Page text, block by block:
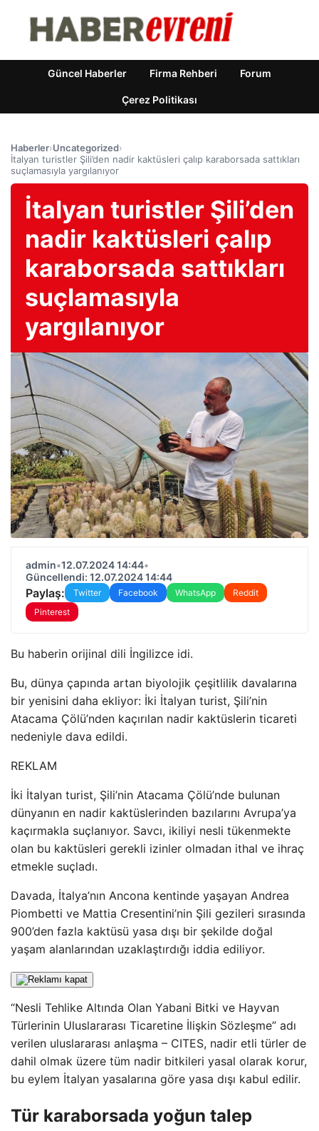
Güncel Haberler Firma Rehberi Forum
Çerez Politikası
Haberler›Uncategorized›
İtalyan turistler Şili’den nadir kaktüsleri çalıp karaborsada sattıkları
suçlamasıyla yargılanıyor
İtalyan turistler Şili’den
nadir kaktüsleri çalıp
karaborsada sattıkları
suçlamasıyla
yargılanıyor
admin•12.07.2024 14:44•
Güncellendi: 12.07.2024 14:44
Paylaş: Twitter Facebook WhatsApp
Reddit
Pinterest
Bu haberin orijinal dili İngilizce idi.
Bu, dünya çapında artan biyolojik çeşitlilik davalarına
bir yenisini daha ekliyor: İki İtalyan turist, Şili’nin
Atacama Çölü’nden kaçırılan nadir kaktüslerin ticareti
nedeniyle dava edildi.
REKLAM
İki İtalyan turist, Şili’nin Atacama Çölü’nde bulunan
dünyanın en nadir kaktüslerinden bazılarını Avrupa’ya
kaçırmakla suçlanıyor. Savcı, ikiliyi nesli tükenmekte
olan bu kaktüsleri gerekli izinler olmadan ithal ve ihraç
etmekle suçladı.
Davada, İtalya’nın Ancona kentinde yaşayan Andrea
Piombetti ve Mattia Cresentini’nin Şili gezileri sırasında
900’den fazla kaktüsü yasa dışı bir şekilde doğal
yaşam alanlarından uzaklaştırdığı iddia ediliyor.
“Nesli Tehlike Altında Olan Yabani Bitki ve Hayvan
Türlerinin Uluslararası Ticaretine İlişkin Sözleşme” adı
verilen uluslararası anlaşma – CITES, nadir etli türler de
dahil olmak üzere tüm nadir bitkileri yasal olarak korur,
bu eylem İtalyan yasalarına göre yasa dışı kabul edilir.
Tür karaborsada yoğun talep